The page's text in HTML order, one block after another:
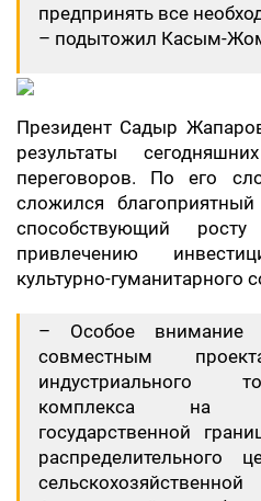
предпринять все
– подытожил Касым-
Президент Садыр
результаты
переговоров. По его
сложился
способствующий
привлечению
культурно-гуманитарного
– Особое внимание
совместным
индустриального
комплекса на
государственной
распределительного